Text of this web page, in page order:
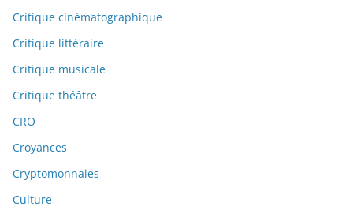
Critique cinématographique
Critique littéraire
Critique musicale
Critique théâtre
CRO
Croyances
Cryptomonnaies
Culture